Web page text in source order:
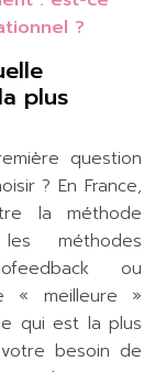
?
plus
question
? En France,
la méthode
méthodes
ou
« meilleure »
qui est la plus
besoin de